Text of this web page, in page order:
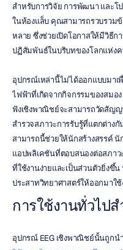
สำหรับการวิจัย การพัฒนา และโ
ในห้องแล็บ คุณสามารถรวบรวม
หลาย ซึ่งช่วยเปิดโอกาสให้มีวิธีก
ปฏิสัมพันธ์ในบริบทของโลกแห่งค
อุปกรณ์เหล่านี้ไม่ได้ออกแบบมา
ไฟฟ้าที่เกิดจากกิจกรรมของสมอ
ฟังเชิงพาณิชย์จะสามารถวัดสัญญ
สำรวจสภาวะการรับรู้ที่แตกต่าง
สามารถนี้ช่วยให้นักสร้างสรรค์
แอปพลิเคชันที่ตอบสนองต่อสภาว
ที่ใช้งานง่ายและเป็นส่วนตัวยิ่งขึ้
ประสาทวิทยาศาสตร์ให้ออกมาใ
การใช้งานทั่วไป
อุปกรณ์ EEG เชิงพาณิชย์นั้นถูกน